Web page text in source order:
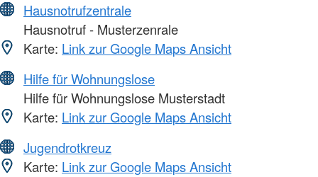
Hausnotrufzentrale
Hausnotruf - Musterzenrale
Karte: Link zur Google Maps Ansicht
Hilfe für Wohnungslose
Hilfe für Wohnungslose Musterstadt
Karte: Link zur Google Maps Ansicht
Jugendrotkreuz
Karte: Link zur Google Maps Ansicht